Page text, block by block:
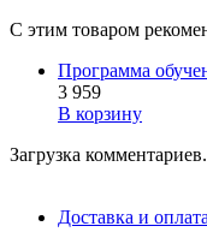
С этим товаром
Программа
3 959
В корзину
Загрузка
Доставка и оплата